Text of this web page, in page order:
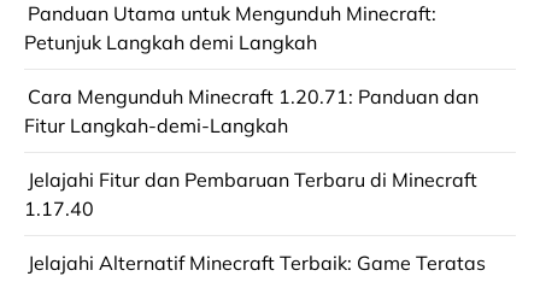
Panduan Utama untuk Mengunduh Minecraft:
Petunjuk Langkah demi Langkah
Cara Mengunduh Minecraft 1.20.71: Panduan dan
Fitur Langkah-demi-Langkah
Jelajahi Fitur dan Pembaruan Terbaru di Minecraft
1.17.40
Jelajahi Alternatif Minecraft Terbaik: Game Teratas